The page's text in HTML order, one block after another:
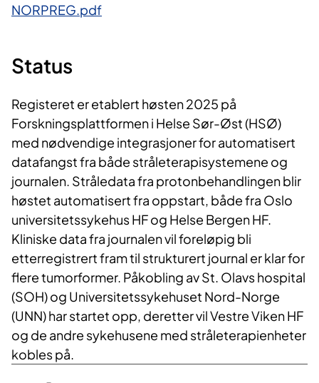
NORPREG.pdf
Status
Registeret er etablert høsten 2025 på
Forskningsplattformen i Helse Sør-Øst (HSØ)
med nødvendige integrasjoner for automatisert
datafangst fra både stråleterapisystemene og
journalen. Stråledata fra protonbehandlingen blir
høstet automatisert fra oppstart, både fra Oslo
universitetssykehus HF og Helse Bergen HF.
Kliniske data fra journalen vil foreløpig bli
etterregistrert fram til strukturert journal er klar for
flere tumorformer. Påkobling av St. Olavs hospital
(SOH) og Universitetssykehuset Nord-Norge
(UNN) har startet opp, deretter vil Vestre Viken HF
og de andre sykehusene med stråleterapienheter
kobles på.